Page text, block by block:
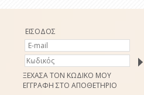
ΕΙΣΟΔΟΣ
ΞΕΧΑΣΑ ΤΟΝ ΚΩΔΙΚΟ ΜΟΥ
ΕΓΓΡΑΦΗ ΣΤΟ ΑΠΟΘΕΤΗΡΙΟ